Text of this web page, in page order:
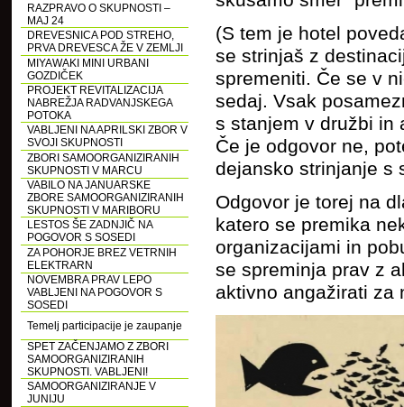
RAZPRAVO O SKUPNOSTI –
MAJ 24
DREVESNICA POD STREHO,
PRVA DREVESCA ŽE V ZEMLJI
MIYAWAKI MINI URBANI
GOZDIČEK
PROJEKT REVITALIZACIJA
NABREŽJA RADVANJSKEGA
POTOKA
VABLJENI NA APRILSKI ZBOR V
SVOJI SKUPNOSTI
ZBORI SAMOORGANIZIRANIH
SKUPNOSTI V MARCU
VABILO NA JANUARSKE
ZBORE SAMOORGANIZIRANIH
SKUPNOSTI V MARIBORU
LESTOS ŠE ZADNJIČ NA
POGOVOR S SOSEDI
ZA POHORJE BREZ VETRNIH
ELEKTRARN
NOVEMBRA PRAV LEPO
VABLJENI NA POGOVOR S
SOSEDI
Temelj participacije je zaupanje
SPET ZAČENJAMO Z ZBORI
SAMOORGANIZIRANIH
SKUPNOSTI. VABLJENI!
SAMOORGANIZIRANJE V
JUNIJU
(S tem je hotel
se strinjaš z
spremeniti. Če se v
sedaj. Vsak
s stanjem v družbi in
Če je odgovor ne,
dejansko strinjanje s
Odgovor je torej na
katero se premika
organizacijami in
se spreminja prav z
aktivno angažirati za